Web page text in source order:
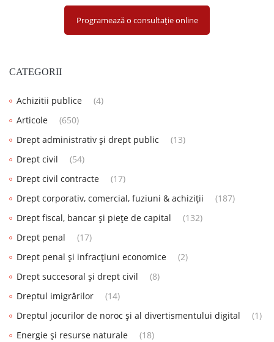
Programează o consultație online
CATEGORII
Achizitii publice
(4)
Articole
(650)
Drept administrativ și drept public
(13)
Drept civil
(54)
Drept civil contracte
(17)
Drept corporativ, comercial, fuziuni & achiziții
(187)
Drept fiscal, bancar și piețe de capital
(132)
Drept penal
(17)
Drept penal și infracțiuni economice
(2)
Drept succesoral și drept civil
(8)
Dreptul imigrărilor
(14)
Dreptul jocurilor de noroc și al divertismentului digital
(1)
Energie și resurse naturale
(18)